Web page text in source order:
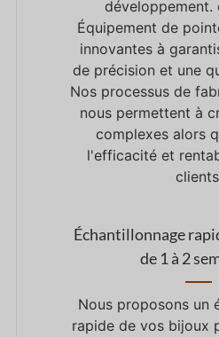
développement.
Équipement de
innovantes à
de précision et une
Nos processus de
nous permettent à
complexes alors
l'efficacité et
Échantillonnage
de 1 à 2
Nous proposons un
rapide de vos bijoux